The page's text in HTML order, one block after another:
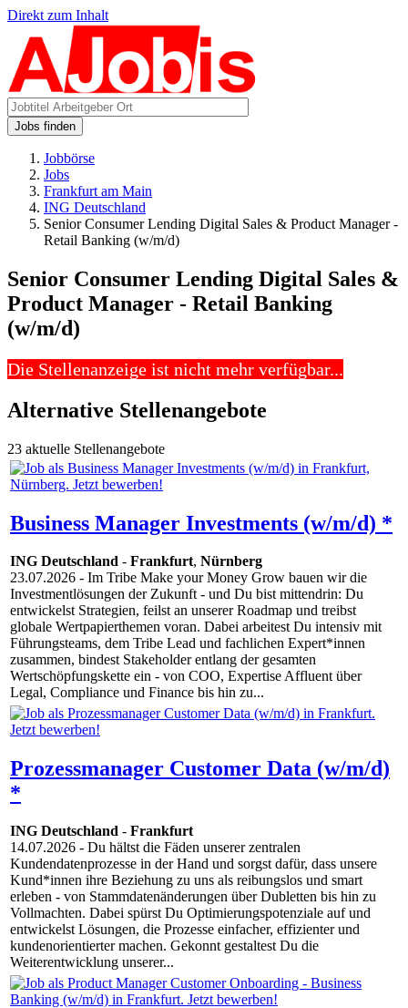
Direkt zum Inhalt
Jobs finden
Jobbörse
Jobs
Frankfurt am Main
ING Deutschland
Senior Consumer Lending Digital Sales & Product Manager -
Retail Banking (w/m/d)
Senior Consumer Lending Digital Sales &
Product Manager - Retail Banking
(w/m/d)
Die Stellenanzeige ist nicht mehr verfügbar...
Alternative Stellenangebote
23 aktuelle Stellenangebote
Business Manager Investments (w/m/d) *
ING Deutschland - Frankfurt, Nürnberg
23.07.2026 - Im Tribe Make your Money Grow bauen wir die
Investmentlösungen der Zukunft - und Du bist mittendrin: Du
entwickelst Strategien, feilst an unserer Roadmap und treibst
globale Wertpapierthemen voran. Dabei arbeitest Du intensiv mit
Führungsteams, dem Tribe Lead und fachlichen Expert*innen
zusammen, bindest Stakeholder entlang der gesamten
Wertschöpfungskette ein - von COO, Expertise Affluent über
Legal, Compliance und Finance bis hin zu...
Prozessmanager Customer Data (w/m/d)
*
ING Deutschland - Frankfurt
14.07.2026 - Du hältst die Fäden unserer zentralen
Kundendatenprozesse in der Hand und sorgst dafür, dass unsere
Kund*innen ihre Beziehung zu uns als reibungslos und smart
erleben - von Stammdatenänderungen über Dubletten bis hin zu
Vollmachten. Dabei spürst Du Optimierungspotenziale auf und
entwickelst Lösungen, die Prozesse einfacher, effizienter und
kundenorientierter machen. Gekonnt gestaltest Du die
Weiterentwicklung unserer...